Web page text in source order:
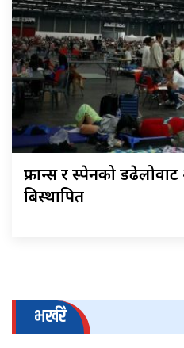
फ्रान्स र स्पेनको
बिस्थापित
भर्खरै